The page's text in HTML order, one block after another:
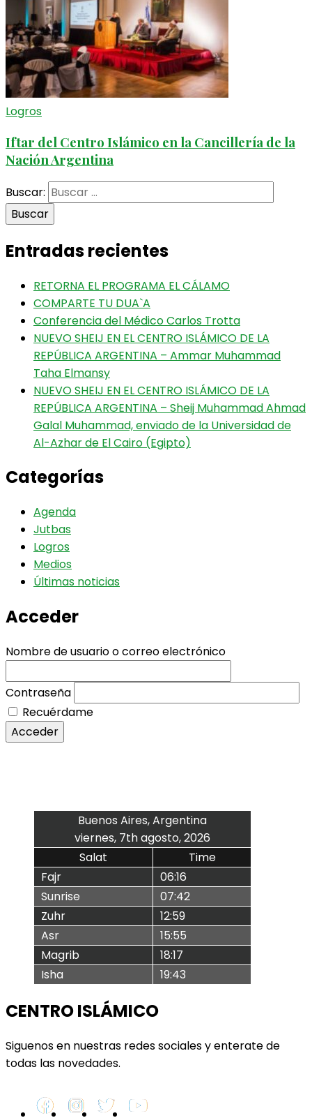
Logros
Iftar del Centro Islámico en la Cancillería de la
Nación Argentina
Buscar:
Entradas recientes
RETORNA EL PROGRAMA EL CÁLAMO
COMPARTE TU DUA`A
Conferencia del Médico Carlos Trotta
NUEVO SHEIJ EN EL CENTRO ISLÁMICO DE LA
REPÚBLICA ARGENTINA – Ammar Muhammad
Taha Elmansy
NUEVO SHEIJ EN EL CENTRO ISLÁMICO DE LA
REPÚBLICA ARGENTINA – Sheij Muhammad Ahmad
Galal Muhammad, enviado de la Universidad de
Al-Azhar de El Cairo (Egipto)
Categorías
Agenda
Jutbas
Logros
Medios
Últimas noticias
Acceder
Nombre de usuario o correo electrónico
Contraseña
Recuérdame
Acceder
Buenos Aires, Argentina
viernes, 7th agosto, 2026
Salat
Time
Fajr
06:16
Sunrise
07:42
Zuhr
12:59
Asr
15:55
Magrib
18:17
Isha
19:43
CENTRO ISLÁMICO
Siguenos en nuestras redes sociales y enterate de
todas las novedades.